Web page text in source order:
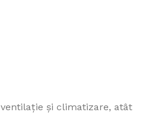
și climatizare, atât